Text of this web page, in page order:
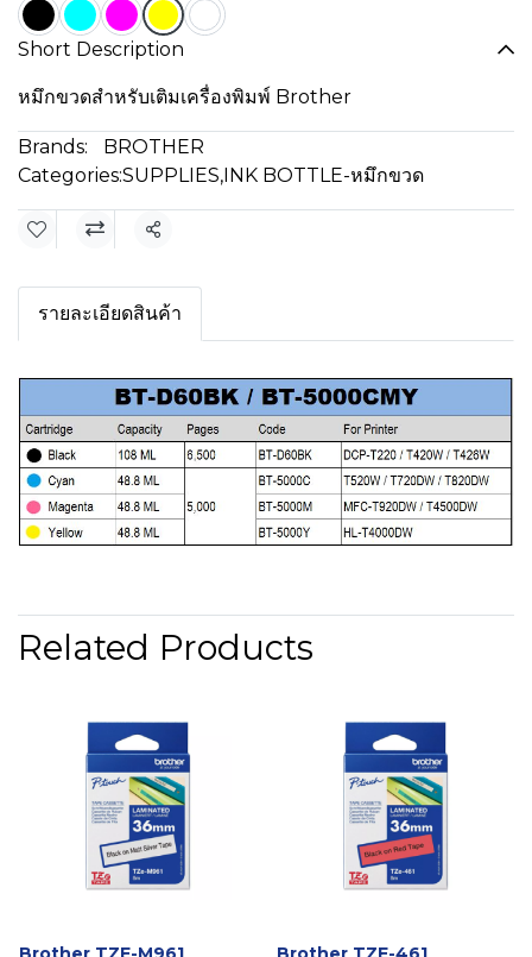
Short Description
หมึกขวดสำหรับเติมเครื่องพิมพ์ Brother
Brands:
BROTHER
Categories:SUPPLIES,INK BOTTLE-หมึกขวด
Share
รายละเอียดสินค้า
Related Products